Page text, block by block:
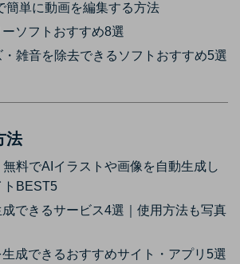
簡単に動画を編集する方法
ソフトおすすめ8選
雑音を除去できるソフトおすすめ5選
法
無料でAIイラストや画像を自動生成し
トBEST5
できるサービス4選｜使用方法も写真
成できるおすすめサイト・アプリ5選